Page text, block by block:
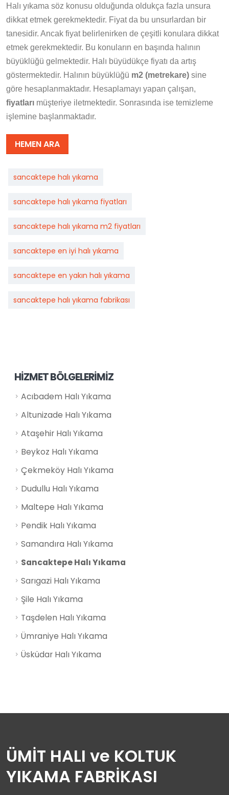
Halı yıkama söz konusu olduğunda oldukça fazla unsura
dikkat etmek gerekmektedir. Fiyat da bu unsurlardan bir
tanesidir. Ancak fiyat belirlenirken de çeşitli konulara dikkat
etmek gerekmektedir. Bu konuların en başında halının
büyüklüğü gelmektedir. Halı büyüdükçe fiyatı da artış
göstermektedir. Halının büyüklüğü m2 (metrekare) sine
göre hesaplanmaktadır. Hesaplamayı yapan çalışan,
fiyatları müşteriye iletmektedir. Sonrasında ise temizleme
işlemine başlanmaktadır.
HEMEN ARA
sancaktepe halı yıkama
sancaktepe halı yıkama fiyatları
sancaktepe halı yıkama m2 fiyatları
sancaktepe en iyi halı yıkama
sancaktepe en yakın halı yıkama
sancaktepe halı yıkama fabrikası
HİZMET BÖLGELERİMİZ
Acıbadem Halı Yıkama
Altunizade Halı Yıkama
Ataşehir Halı Yıkama
Beykoz Halı Yıkama
Çekmeköy Halı Yıkama
Dudullu Halı Yıkama
Maltepe Halı Yıkama
Pendik Halı Yıkama
Samandıra Halı Yıkama
Sancaktepe Halı Yıkama
Sarıgazi Halı Yıkama
Şile Halı Yıkama
Taşdelen Halı Yıkama
Ümraniye Halı Yıkama
Üsküdar Halı Yıkama
ÜMİT HALI ve KOLTUK
YIKAMA FABRİKASI